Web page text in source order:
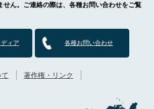
ん。ご連絡の際は、各種お問い合わせをご覧
ィア 各種お問い合わせ
著作権・リンク